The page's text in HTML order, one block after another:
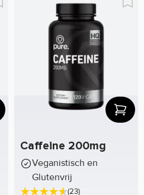
Caffeine 200mg
Veganistisch en
Glutenvrij
(23)